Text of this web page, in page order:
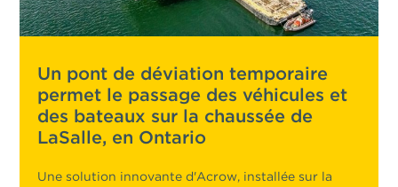
Un pont de déviation temporaire
permet le passage des véhicules et
des bateaux sur la chaussée de
LaSalle, en Ontario
Une solution innovante d'Acrow, installée sur la